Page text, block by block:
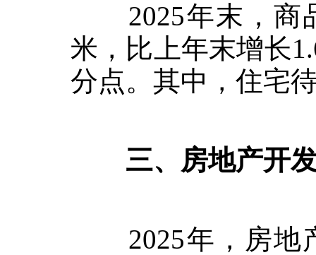
2025年末，商
米，比上年末增长
分点。其中，住宅
三、房地产开发
2025年，房地